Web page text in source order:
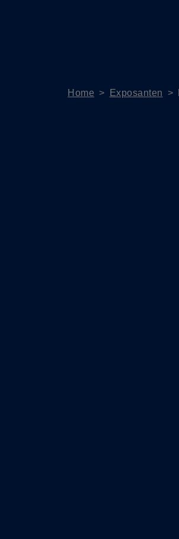
Home > Exposanten >